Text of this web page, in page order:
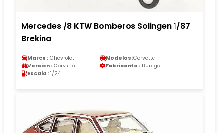
Mercedes /8 KTW Bomberos Solingen 1/87
Brekina
Marca : Chevrolet Modelos :Corvette
Version : Corvette Fabricante : Burago
Escala : 1/24